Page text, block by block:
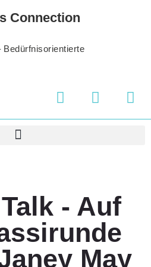
Connection
- Auf
May